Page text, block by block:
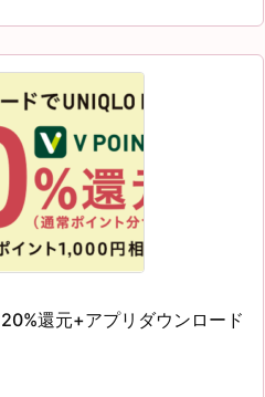
還元+アプリダウンロード